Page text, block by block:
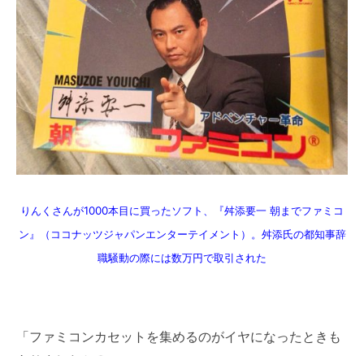
りんくさんが1000本目に買ったソフト、『舛添要一 朝までファミコ
ン』（ココナッツジャパンエンターテイメント）。舛添氏の都知事辞
職騒動の際には数万円で取引された
「ファミコンカセットを集めるのがイヤになったときも